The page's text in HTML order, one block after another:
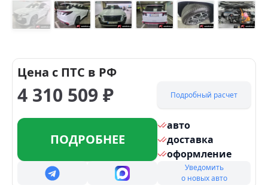
Цена с ПТС в РФ
4 310 509 ₽ Подробный расчет
ПОДРОБНЕЕ
авто
доставка
оформление
Уведомить
о новых авто